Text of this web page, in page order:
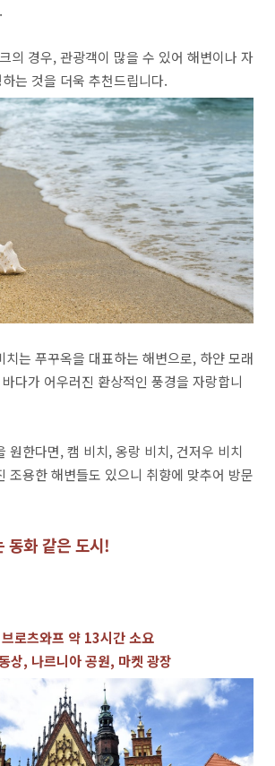
의 경우, 관광객이 많을 수 있어 해변이나 자
는 것을 더욱 추천드립니다.
치는 푸꾸옥을 대표하는 해변으로, 하얀 모래
다가 어우러진 환상적인 풍경을 자랑합니
원한다면, 캠 비치, 옹랑 비치, 건저우 비치
조용한 해변들도 있으니 취향에 맞추어 방문
동화 같은 도시!
로츠와프 약 13시간 소요
상, 나르니아 공원, 마켓 광장